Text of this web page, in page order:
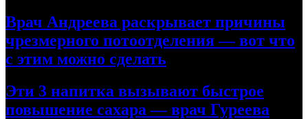
Врач Андреева раскрывает причины
чрезмерного потоотделения — вот что
с этим можно сделать
Эти 3 напитка вызывают быстрое
повышение сахара — врач Гуреева